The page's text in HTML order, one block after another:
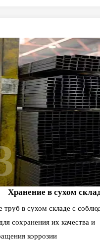
Хранение в сухом
труб в сухом складе с
сохранения их качества и
коррозии